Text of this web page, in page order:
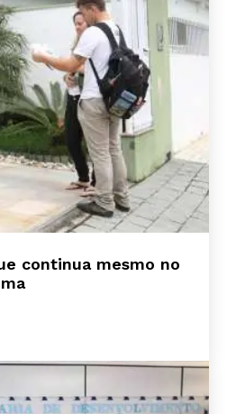
continua mesmo no